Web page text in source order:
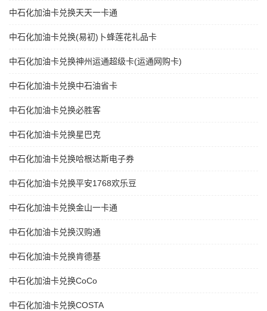
中石化加油卡兑换天天一卡通
中石化加油卡兑换(易初)卜蜂莲花礼品卡
中石化加油卡兑换神州运通超级卡(运通网购卡)
中石化加油卡兑换中石油省卡
中石化加油卡兑换必胜客
中石化加油卡兑换星巴克
中石化加油卡兑换哈根达斯电子券
中石化加油卡兑换平安1768欢乐豆
中石化加油卡兑换金山一卡通
中石化加油卡兑换汉购通
中石化加油卡兑换肯德基
中石化加油卡兑换CoCo
中石化加油卡兑换COSTA